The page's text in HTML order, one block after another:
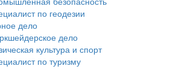
по геодезии
дело
дело
культура и спорт
по туризму